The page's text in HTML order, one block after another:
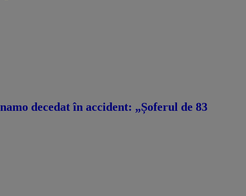
decedat în accident: „Șoferul de 83